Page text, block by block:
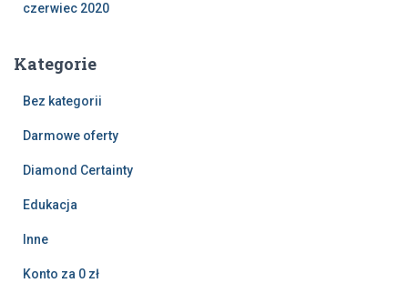
czerwiec 2020
Kategorie
Bez kategorii
Darmowe oferty
Diamond Certainty
Edukacja
Inne
Konto za 0 zł